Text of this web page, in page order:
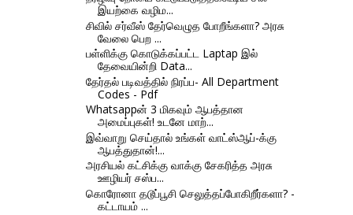
இயற்கை வழிம...
சிவில் சர்வீஸ் தேர்வெழுத போறீங்களா? அரசு
வேலை பெற ...
பள்ளிக்கு கொடுக்கப்பட்ட Laptap இல்
தேவையின்றி Data...
தேர்தல் படிவத்தில் நிரப்ப- All Department
Codes - Pdf
Whatsappன் 3 மிகவும் ஆபத்தான
அமைப்புகள்! உடனே மாற்...
இவ்வாறு செய்தால் உங்கள் வாட்ஸ்ஆப்-க்கு
ஆபத்துதான்!...
அரசியல் கட்சிக்கு வாக்கு சேகரித்த அரசு
ஊழியர் சஸ்ப...
கொரோனா தடூப்பூசி செலுத்தப்போகிறீர்களா? -
கட்டாயம் ...